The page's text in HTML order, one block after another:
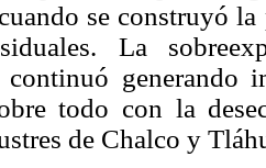
se construyó
La
continuó generando
todo con la
de Chalco y